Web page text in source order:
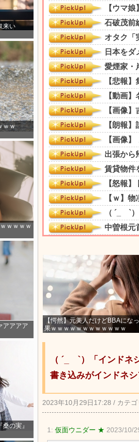
来い
ｗｗ
ｗｗｗｗ
アアアア
の実』
【愕然】元美人だけどBBAにな
果ｗｗｗｗｗｗｗｗｗｗｗｗ
（ ´_ゝ`）「インド
書き込みがインドネ
2023年10月29日17:28 / カテゴ
1: 仮面ウニダー ★ 2023/10/